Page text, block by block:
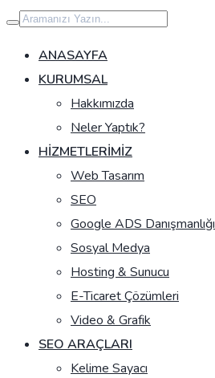
İçeriğe
geç
ANASAYFA
KURUMSAL
Hakkımızda
Neler Yaptık?
HIZMETLERIMIZ
Web Tasarım
SEO
Google ADS Danışmanlığı
Sosyal Medya
Hosting & Sunucu
E-Ticaret Çözümleri
Video & Grafik
SEO ARAÇLARI
Kelime Sayacı